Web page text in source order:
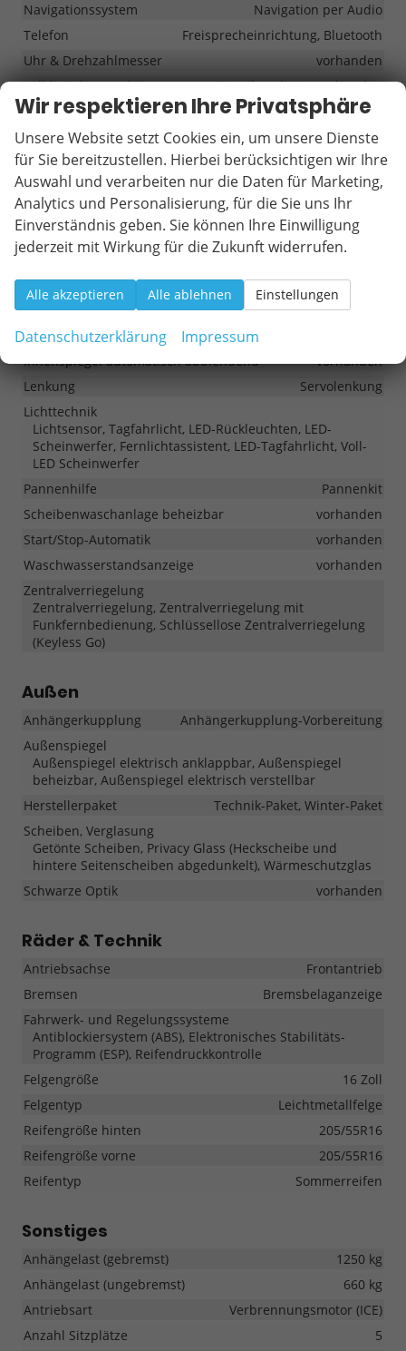
Navigationssystem
Navigation per Audio
Telefon
Freisprecheinrichtung, Bluetooth
Uhr & Drehzahlmesser
vorhanden
Volldigitales Kombiinstrument (Virtual Cockpit) vorhanden
Sicherheit & Assistenz
Airbags
Airbag, Fenster-/Kopfairbags Vorne, Seitenairbags Vorne,
Beifahrerairbag
Assistenzsysteme
Regensensor, Notbremsassistent (City-Safety),
Berganfahrassistent, Spurhalteassistent,
Fußgängererkennung, Verkehrzeichenerkennung,
Müdigkeitserkennungs-Sensor
Park Distance Control vorne, Park Distance Control hinten
Innenspiegel automatisch abblendend
vorhanden
Lenkung
Servolenkung
Lichttechnik
Lichtsensor, Tagfahrlicht, LED-Rückleuchten, LED-
Scheinwerfer, Fernlichtassistent, LED-Tagfahrlicht, Voll-
LED Scheinwerfer
Pannenhilfe
Pannenkit
Scheibenwaschanlage beheizbar
vorhanden
Start/Stop-Automatik
vorhanden
Waschwasserstandsanzeige
vorhanden
Zentralverriegelung
Zentralverriegelung, Zentralverriegelung mit
Funkfernbedienung, Schlüssellose Zentralverriegelung
(Keyless Go)
Außen
Anhängerkupplung
Anhängerkupplung-Vorbereitung
Außenspiegel
Außenspiegel elektrisch anklappbar, Außenspiegel
beheizbar, Außenspiegel elektrisch verstellbar
Herstellerpaket
Technik-Paket, Winter-Paket
Scheiben, Verglasung
Getönte Scheiben, Privacy Glass (Heckscheibe und
hintere Seitenscheiben abgedunkelt), Wärmeschutzglas
Schwarze Optik
vorhanden
Räder & Technik
Antriebsachse
Frontantrieb
Bremsen
Bremsbelaganzeige
Fahrwerk- und Regelungssysteme
Antiblockiersystem (ABS), Elektronisches Stabilitäts-
Programm (ESP), Reifendruckkontrolle
Felgengröße
16 Zoll
Felgentyp
Leichtmetallfelge
Reifengröße hinten
205/55R16
Reifengröße vorne
205/55R16
Reifentyp
Sommerreifen
Sonstiges
Anhängelast (gebremst)
1250 kg
Anhängelast (ungebremst)
660 kg
Antriebsart
Verbrennungsmotor (ICE)
Anzahl Sitzplätze
5
Wir respektieren Ihre Privatsphäre
Unsere Website setzt Cookies ein, um unsere Dienste
für Sie bereitzustellen. Hierbei berücksichtigen wir Ihre
Auswahl und verarbeiten nur die Daten für Marketing,
Analytics und Personalisierung, für die Sie uns Ihr
Einverständnis geben. Sie können Ihre Einwilligung
jederzeit mit Wirkung für die Zukunft widerrufen.
Alle akzeptieren Alle ablehnen Einstellungen
Datenschutzerklärung Impressum